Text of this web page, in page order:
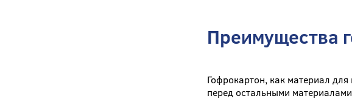
Преимущества
Гофрокартон, как материал
перед остальными